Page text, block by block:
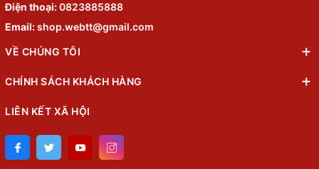
Điện thoại:0823885888
Email:shop.webtt@gmail.com
VỀ CHÚNG TÔI
CHÍNH SÁCH KHÁCH HÀNG
LIÊN KẾT XÃ HỘI